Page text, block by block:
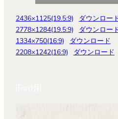
2436×1125(19.5:9)
ダウンロー
2778×1284(19.5:9)
ダウンロー
1334×750(16:9)
ダウンロード
2208×1242(16:9)
ダウンロード